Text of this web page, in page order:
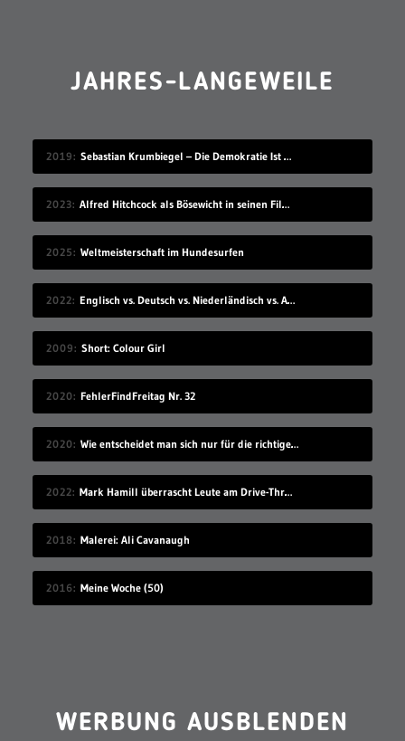
JAHRES-LANGEWEILE
2019 Sebastian Krumbiegel – Die Demokratie Ist Weiblich
2023 Alfred Hitchcock als Bösewicht in seinen Filmen
2025 Weltmeisterschaft im Hundesurfen
2022 Englisch vs. Deutsch vs. Niederländisch vs. Afrikaans
2009 Short: Colour Girl
2020 FehlerFindFreitag Nr. 32
2020 Wie entscheidet man sich nur für die richtige Idee?
2022 Mark Hamill überrascht Leute am Drive-Thru-Schalter
2018 Malerei: Ali Cavanaugh
2016 Meine Woche (50)
WERBUNG AUSBLENDEN